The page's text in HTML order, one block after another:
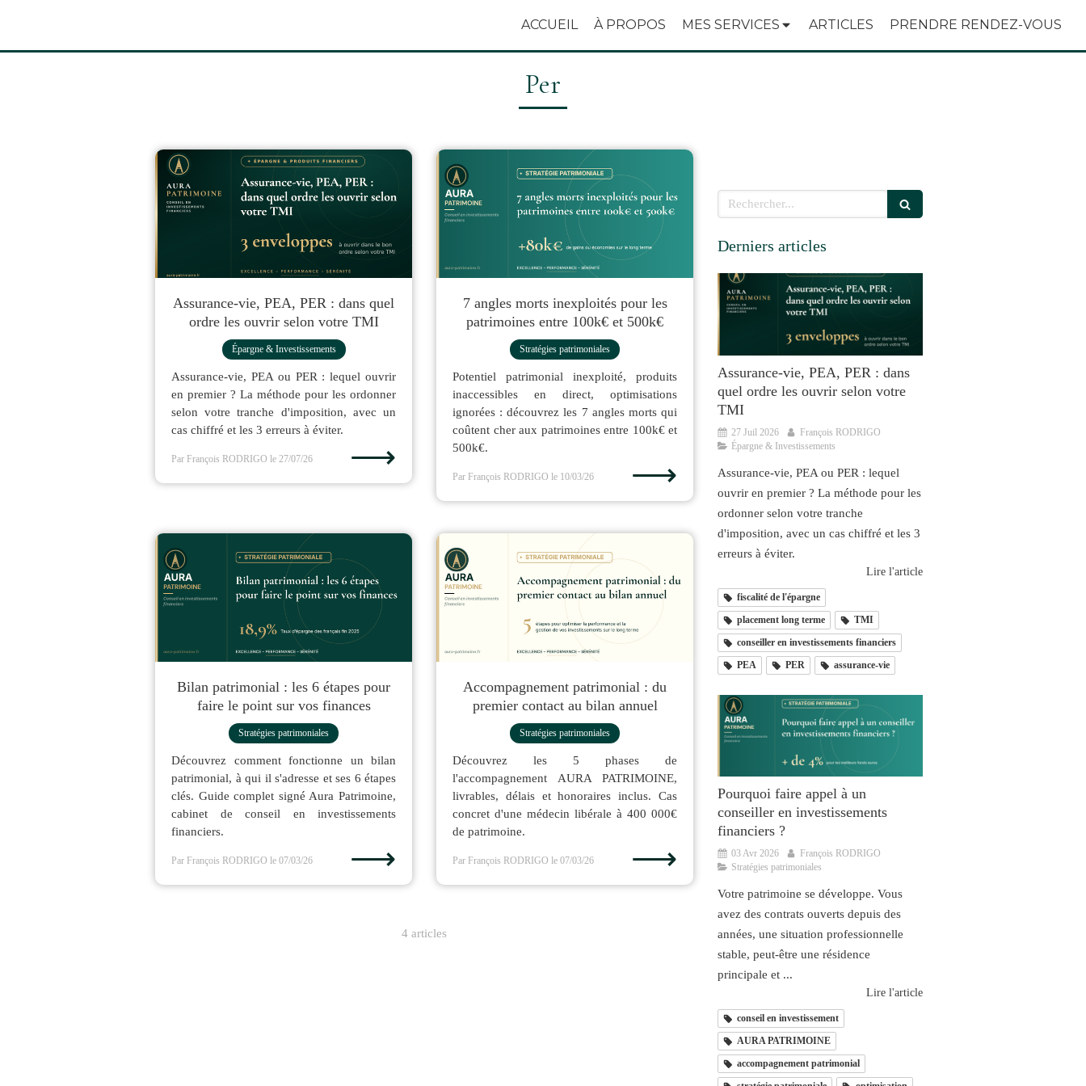
ACCUEIL À PROPOS MES SERVICES ARTICLES PRENDRE RENDEZ-VOUS
Per
Assurance-vie, PEA, PER : dans quel
ordre les ouvrir selon votre TMI
Épargne & Investissements
Assurance-vie, PEA ou PER : lequel ouvrir
en premier ? La méthode pour les ordonner
selon votre tranche d'imposition, avec un
cas chiffré et les 3 erreurs à éviter.
Par François RODRIGO le 27/07/26 ⟶
7 angles morts inexploités pour les
patrimoines entre 100k€ et 500k€
Stratégies patrimoniales
Potentiel patrimonial inexploité, produits
inaccessibles en direct, optimisations
ignorées : découvrez les 7 angles morts qui
coûtent cher aux patrimoines entre 100k€ et
500k€.
Par François RODRIGO le 10/03/26 ⟶
Bilan patrimonial : les 6 étapes pour
faire le point sur vos finances
Stratégies patrimoniales
Découvrez comment fonctionne un bilan
patrimonial, à qui il s'adresse et ses 6 étapes
clés. Guide complet signé Aura Patrimoine,
cabinet de conseil en investissements
financiers.
Par François RODRIGO le 07/03/26 ⟶
Accompagnement patrimonial : du
premier contact au bilan annuel
Stratégies patrimoniales
Découvrez les 5 phases de
l'accompagnement AURA PATRIMOINE,
livrables, délais et honoraires inclus. Cas
concret d'une médecin libérale à 400 000€
de patrimoine.
Par François RODRIGO le 07/03/26 ⟶
4 articles
Rechercher
Derniers articles
Assurance-vie, PEA, PER : dans
quel ordre les ouvrir selon votre
TMI
27 Juil 2026
François RODRIGO
Épargne & Investissements
Assurance-vie, PEA ou PER : lequel
ouvrir en premier ? La méthode pour les
ordonner selon votre tranche
d'imposition, avec un cas chiffré et les 3
erreurs à éviter.
Lire l'article
fiscalité de l'épargne
placement long terme
TMI
conseiller en investissements financiers
PEA
PER assurance-vie
Pourquoi faire appel à un
conseiller en investissements
financiers ?
03 Avr 2026
François RODRIGO
Stratégies patrimoniales
Votre patrimoine se développe. Vous
avez des contrats ouverts depuis des
années, une situation professionnelle
stable, peut-être une résidence
principale et ...
Lire l'article
conseil en investissement
AURA PATRIMOINE
accompagnement patrimonial